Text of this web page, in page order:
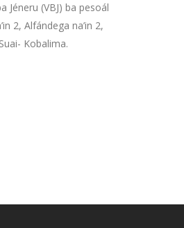
(VBJ) ba pesoál
2, Alfándega na’in 2,
Kobalima.